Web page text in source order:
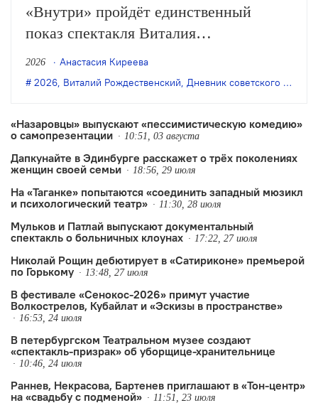
«Внутри» пройдёт единственный
показ спектакля Виталия
Рождественского «Дневник советского
андеграунда» по книге Олега Цодикова
2026
Анастасия Киреева
2026, Виталий Рождественский, Дневник советского андерграунда
«Назаровцы» выпускают «пессимистическую комедию»
о самопрезентации
10:51, 03 августа
Дапкунайте в Эдинбурге расскажет о трёх поколениях
женщин своей семьи
18:56, 29 июля
На «Таганке» попытаются «соединить западный мюзикл
и психологический театр»
11:30, 28 июля
Мульков и Патлай выпускают документальный
спектакль о больничных клоунах
17:22, 27 июля
Николай Рощин дебютирует в «Сатириконе» премьерой
по Горькому
13:48, 27 июля
В фестивале «Сенокос-2026» примут участие
Волкострелов, Кубайлат и «Эскизы в пространстве»
16:53, 24 июля
В петербургском Театральном музее создают
«спектакль-призрак» об уборщице-хранительнице
10:46, 24 июля
Раннев, Некрасова, Бартенев приглашают в «Тон-центр»
на «свадьбу с подменой»
11:51, 23 июля